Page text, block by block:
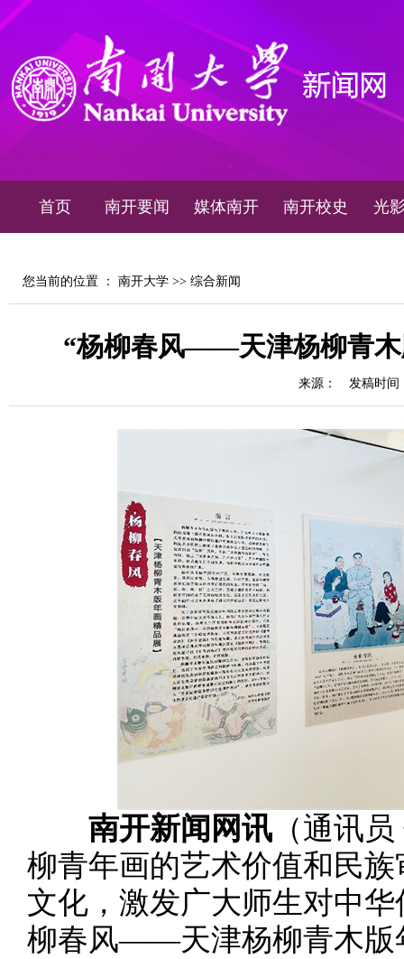
首页 南开要闻 媒体南开 南开校史 光
您当前的位置 ： 南开大学 >> 综合新闻
“杨柳春风——天津杨柳青木
来源： 发稿时间
南开新闻网讯 （通讯
柳青年画的艺术价值和民
文化，激发广大师生对中
柳春风——天津杨柳青木版